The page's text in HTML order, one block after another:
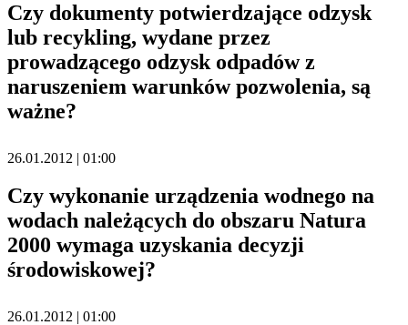
Czy dokumenty potwierdzające odzysk
lub recykling, wydane przez
prowadzącego odzysk odpadów z
naruszeniem warunków pozwolenia, są
ważne?
26.01.2012 | 01:00
Czy wykonanie urządzenia wodnego na
wodach należących do obszaru Natura
2000 wymaga uzyskania decyzji
środowiskowej?
26.01.2012 | 01:00